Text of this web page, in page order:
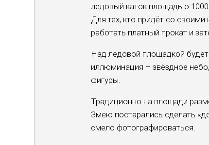
ледовый каток площадью 1000
Для тех, кто придёт со
работать платный прокат и
Над ледовой площадкой
иллюминация – звёздное
фигуры.
Традиционно на площади
Змею постарались сделать
смело фотографироваться.